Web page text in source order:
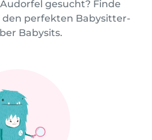
gesucht? Finde
den perfekten Babysitter-
Babysits.